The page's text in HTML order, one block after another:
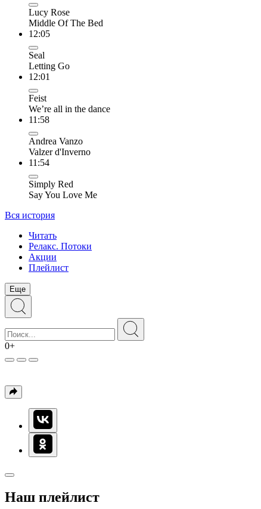
Lucy Rose
Middle Of The Bed
12:05
Seal
Letting Go
12:01
Feist
We’re all in the dance
11:58
Andrea Vanzo
Valzer d'Inverno
11:54
Simply Red
Say You Love Me
Вся история
Читать
Релакс. Потоки
Акции
Плейлист
Еще
0+
Наш плейлист